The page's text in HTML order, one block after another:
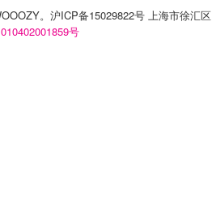
。沪ICP备15029822号 上海市徐汇区
号